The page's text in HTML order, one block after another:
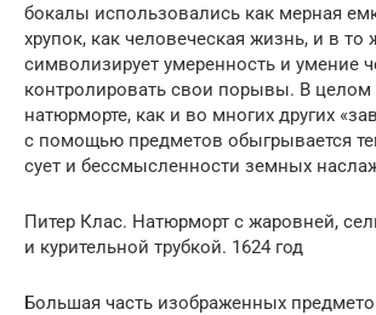
бокалы использовались как мерная
хрупок, как человеческая жизнь, и в то
символизирует умеренность и умение
контролировать свои порывы. В целом
натюрморте, как и во многих других
с помощью предметов обыгрывается
сует и бессмысленности земных
Питер Клас. Натюрморт с жаровней,
и курительной трубкой. 1624 год
Большая часть изображенных